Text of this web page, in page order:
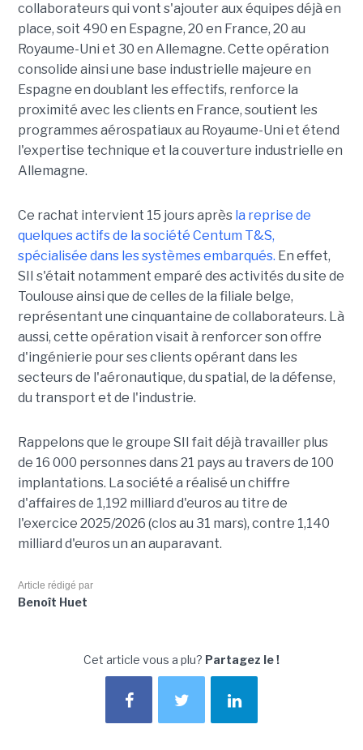
collaborateurs qui vont s'ajouter aux équipes déjà en
place, soit 490 en Espagne, 20 en France, 20 au
Royaume-Uni et 30 en Allemagne. Cette opération
consolide ainsi une base industrielle majeure en
Espagne en doublant les effectifs, renforce la
proximité avec les clients en France, soutient les
programmes aérospatiaux au Royaume-Uni et étend
l'expertise technique et la couverture industrielle en
Allemagne.
Ce rachat intervient 15 jours après la reprise de
quelques actifs de la société Centum T&S,
spécialisée dans les systèmes embarqués. En effet,
SII s'était notamment emparé des activités du site de
Toulouse ainsi que de celles de la filiale belge,
représentant une cinquantaine de collaborateurs. Là
aussi, cette opération visait à renforcer son offre
d'ingénierie pour ses clients opérant dans les
secteurs de l'aéronautique, du spatial, de la défense,
du transport et de l'industrie.
Rappelons que le groupe SII fait déjà travailler plus
de 16 000 personnes dans 21 pays au travers de 100
implantations. La société a réalisé un chiffre
d'affaires de 1,192 milliard d'euros au titre de
l'exercice 2025/2026 (clos au 31 mars), contre 1,140
milliard d'euros un an auparavant.
Article rédigé par
Benoît Huet
Cet article vous a plu? Partagez le !